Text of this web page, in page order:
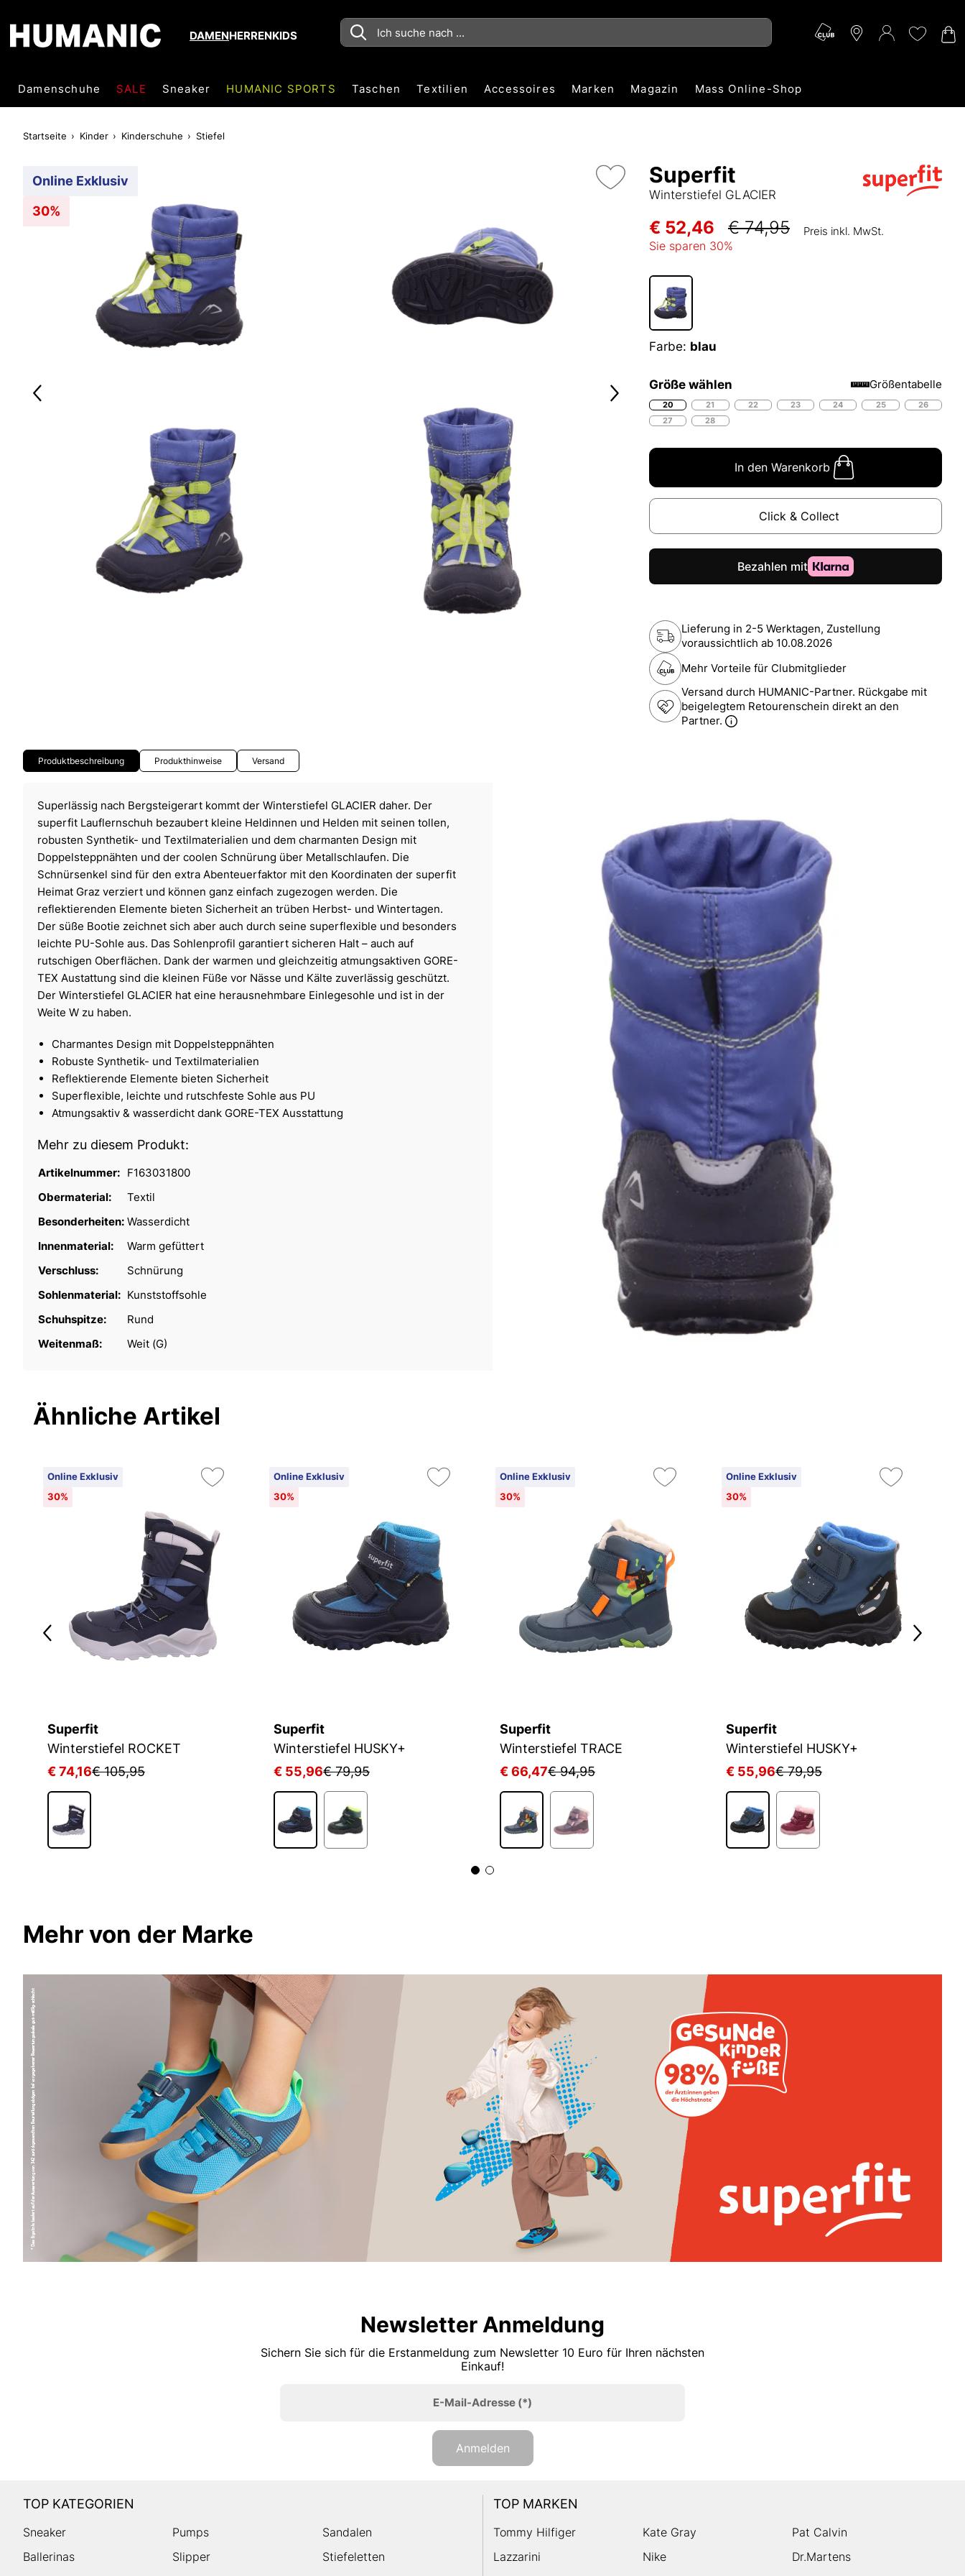
DAMENHERRENKIDS
Damenschuhe SALE Sneaker HUMANIC SPORTS Taschen Textilien Accessoires Marken Magazin Mass Online-Shop
Startseite Kinder Kinderschuhe Stiefel
Online Exklusiv
30%
Superfit
Winterstiefel GLACIER
€ 52,46 € 74,95 Preis inkl. MwSt.
Sie sparen 30%
Farbe: blau
Größe wählen Größentabelle
20 21 22 23 24 25
26
27
28
In den Warenkorb
Click & Collect
Lieferung in 2-5 Werktagen, Zustellung
voraussichtlich ab 10.08.2026
Mehr Vorteile für Clubmitglieder
Versand durch HUMANIC-Partner. Rückgabe mit
beigelegtem Retourenschein direkt an den
Partner.
Produktbeschreibung Produkthinweise Versand
Superlässig nach Bergsteigerart kommt der Winterstiefel GLACIER daher. Der
superfit Lauflernschuh bezaubert kleine Heldinnen und Helden mit seinen tollen,
robusten Synthetik- und Textilmaterialien und dem charmanten Design mit
Doppelsteppnähten und der coolen Schnürung über Metallschlaufen. Die
Schnürsenkel sind für den extra Abenteuerfaktor mit den Koordinaten der superfit
Heimat Graz verziert und können ganz einfach zugezogen werden. Die
reflektierenden Elemente bieten Sicherheit an trüben Herbst- und Wintertagen.
Der süße Bootie zeichnet sich aber auch durch seine superflexible und besonders
leichte PU-Sohle aus. Das Sohlenprofil garantiert sicheren Halt – auch auf
rutschigen Oberflächen. Dank der warmen und gleichzeitig atmungsaktiven GORE-
TEX Austattung sind die kleinen Füße vor Nässe und Kälte zuverlässig geschützt.
Der Winterstiefel GLACIER hat eine herausnehmbare Einlegesohle und ist in der
Weite W zu haben.
Charmantes Design mit Doppelsteppnähten
Robuste Synthetik- und Textilmaterialien
Reflektierende Elemente bieten Sicherheit
Superflexible, leichte und rutschfeste Sohle aus PU
Atmungsaktiv & wasserdicht dank GORE-TEX Ausstattung
Mehr zu diesem Produkt:
Artikelnummer: F163031800
Obermaterial:
Textil
Besonderheiten: Wasserdicht
Innenmaterial:
Warm gefüttert
Verschluss:
Schnürung
Sohlenmaterial: Kunststoffsohle
Schuhspitze:
Rund
Weitenmaß:
Weit (G)
Ähnliche Artikel
Online Exklusiv
30%
Superfit
Winterstiefel ROCKET
€ 74,16€ 105,95
Online Exklusiv
30%
Superfit
Winterstiefel HUSKY+
€ 55,96€ 79,95
Online Exklusiv
30%
Superfit
Winterstiefel TRACE
€ 66,47€ 94,95
Online Exklusiv
30%
Superfit
Winterstiefel HUSKY+
€ 55,96€ 79,95
Mehr von der Marke
Newsletter Anmeldung
Sichern Sie sich für die Erstanmeldung zum Newsletter 10 Euro für Ihren nächsten
Einkauf!
E-Mail-Adresse(*)
Anmelden
TOP KATEGORIEN
Sneaker Pumps
Sandalen
Ballerinas
Slipper
Stiefeletten
TOP MARKEN
Tommy Hilfiger Kate Gray
Pat Calvin
Lazzarini
Nike
Dr.Martens